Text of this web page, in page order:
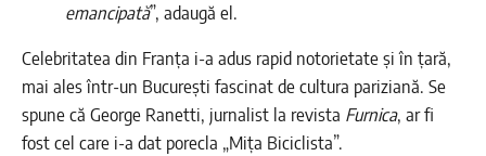
emancipată”, adaugă el.
Celebritatea din Franța i-a adus rapid notorietate și în țară,
mai ales într-un București fascinat de cultura pariziană. Se
spune că George Ranetti, jurnalist la revista Furnica, ar fi
fost cel care i-a dat porecla „Mița Biciclista”.